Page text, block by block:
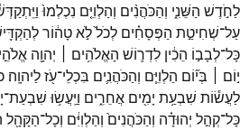
לַחֹ֣דֶשׁ הַשֵּׁנִ֑י וְהַכֹּהֲנִ֨ים וְהַלְוִיִּ֤ם נִכְלְמוּ֙
עַל־שְׁחִיטַ֣ת הַפְּסָחִ֗ים לְכֹל֙לֹ֣אטָה֔וֹר
כָּל־לְבָב֣וֹ הֵכִ֔ין לִדְר֛וֹשׁ הָאֱלֹהִ֥ים ׀ יְהוָ֖ה אֱלֹהֵ֣י
י֣וֹם ׀
בְּי֞וֹם הַלְוִיִּ֧ם וְהַכֹּהֲנִ֛ים בִּכְלֵי־עֹ֖זלַיהוָֽה׃
לַעֲשׂ֕וֹת שִׁבְעַ֥ת יָמִ֖ים אֲחֵרִ֑ים וַיַּֽעֲשׂ֥וּ שִׁבְעַת־
כָּל־קְהַ֣ל יְהוּדָ֗ה וְהַכֹּהֲנִים֙ וְהַלְוִיִּ֔ם וְכָל־הַקָּהָ֖ל